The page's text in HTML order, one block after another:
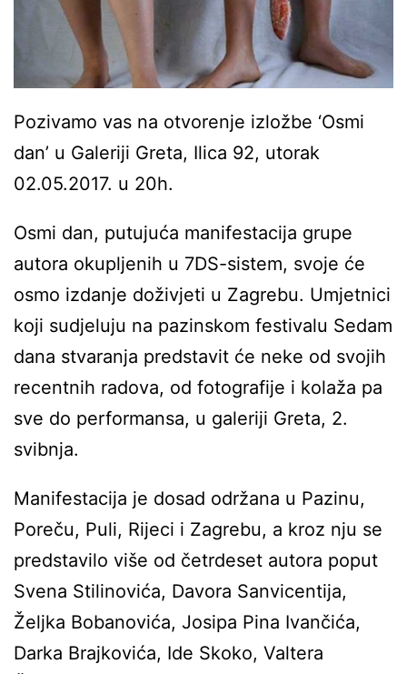
Pozivamo vas na otvorenje izložbe ‘Osmi
dan’ u Galeriji Greta, Ilica 92, utorak
02.05.2017. u 20h.
Osmi dan, putujuća manifestacija grupe
autora okupljenih u 7DS-sistem, svoje će
osmo izdanje doživjeti u Zagrebu. Umjetnici
koji sudjeluju na pazinskom festivalu Sedam
dana stvaranja predstavit će neke od svojih
recentnih radova, od fotografije i kolaža pa
sve do performansa, u galeriji Greta, 2.
svibnja.
Manifestacija je dosad održana u Pazinu,
Poreču, Puli, Rijeci i Zagrebu, a kroz nju se
predstavilo više od četrdeset autora poput
Svena Stilinovića, Davora Sanvicentija,
Željka Bobanovića, Josipa Pina Ivančića,
Darka Brajkovića, Ide Skoko, Valtera